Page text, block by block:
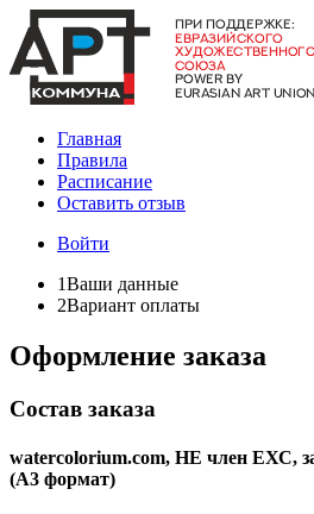
Главная
Правила
Расписание
Оставить отзыв
Войти
1Ваши данные
2Вариант оплаты
Оформление заказа
Состав заказа
watercolorium.com, НЕ член ЕХС,
(А3 формат)